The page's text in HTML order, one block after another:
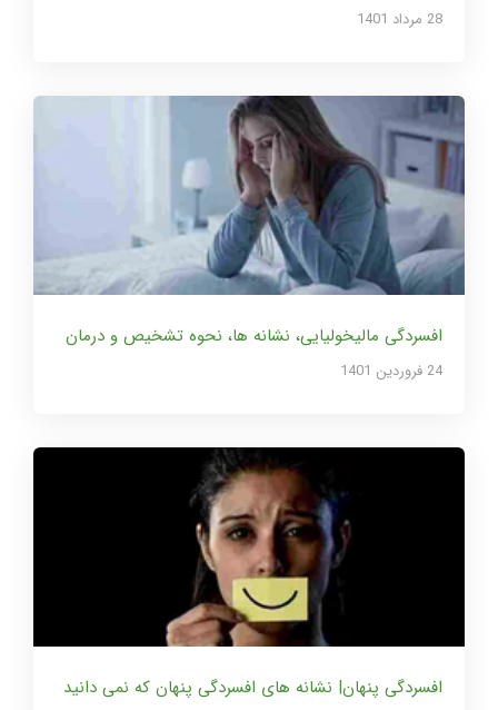
28 مرداد 1401
افسردگی مالیخولیایی، نشانه ها، نحوه تشخیص و درمان
24 فروردین 1401
افسردگی پنهان| نشانه های افسردگی پنهان که نمی دانید